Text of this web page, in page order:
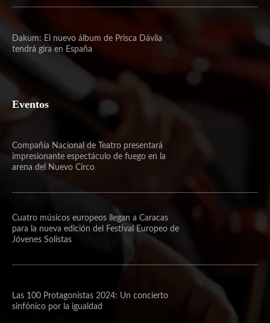
Dakum: El nuevo álbum de Prisca Dávila
tendrá gira en España
Eventos
Compañía Nacional de Teatro presentará
impresionante espectáculo de fuego en la
arena del Nuevo Circo
Cuatro músicos europeos llegan a Caracas
para la nueva edición del Festival Europeo de
Jóvenes Solistas
Las 100 Protagonistas 2024: Un concierto
sinfónico por la igualdad